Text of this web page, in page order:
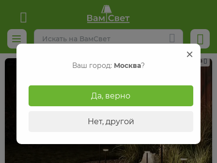
Реклама
Ваш город: Москва?
Да, верно
Нет, другой